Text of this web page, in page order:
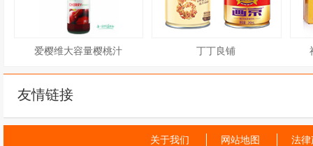
爱樱维大容量樱桃汁 丁丁良铺
友情链接
关于我们 网站地图 法律